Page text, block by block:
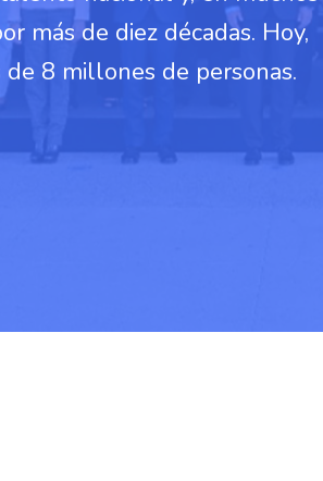
más de diez décadas. Hoy,
8 millones de personas.